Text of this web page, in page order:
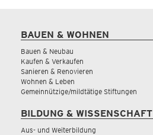
BAUEN & WOHNEN
Bauen & Neubau
Kaufen & Verkaufen
Sanieren & Renovieren
Wohnen & Leben
Gemeinnützige/mildtätige Stiftungen
BILDUNG & WISSENSCHAFT
Aus- und Weiterbildung